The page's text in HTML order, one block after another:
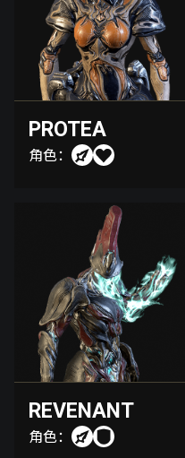
PROTEA
角色：
REVENANT
角色：